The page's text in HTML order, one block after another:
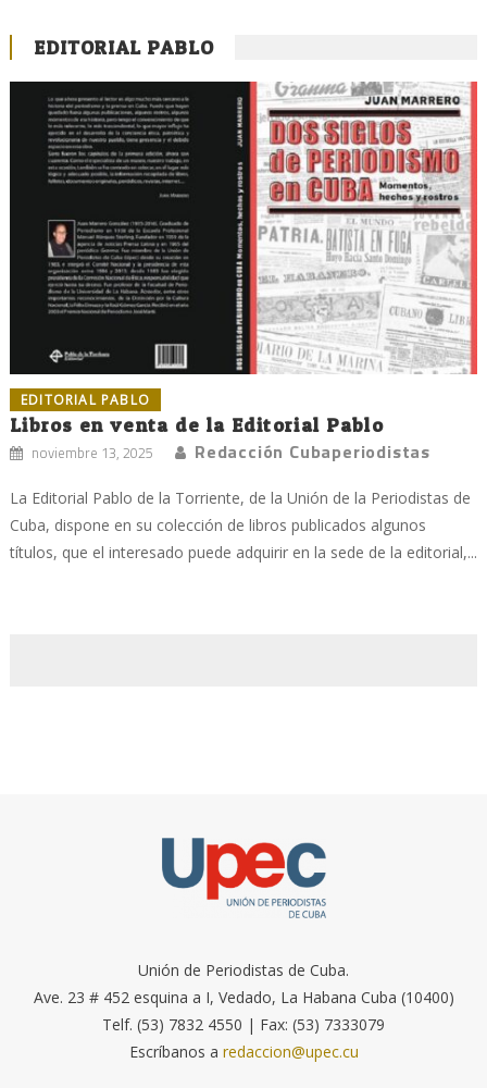
EDITORIAL PABLO
EDITORIAL PABLO
Libros en venta de la Editorial Pablo
noviembre 13, 2025 Redacción Cubaperiodistas
La Editorial Pablo de la Torriente, de la Unión de la Periodistas de
Cuba, dispone en su colección de libros publicados algunos
títulos, que el interesado puede adquirir en la sede de la editorial,...
Unión de Periodistas de Cuba.
Ave. 23 # 452 esquina a I, Vedado, La Habana Cuba (10400)
Telf. (53) 7832 4550 | Fax: (53) 7333079
Escríbanos a redaccion@upec.cu